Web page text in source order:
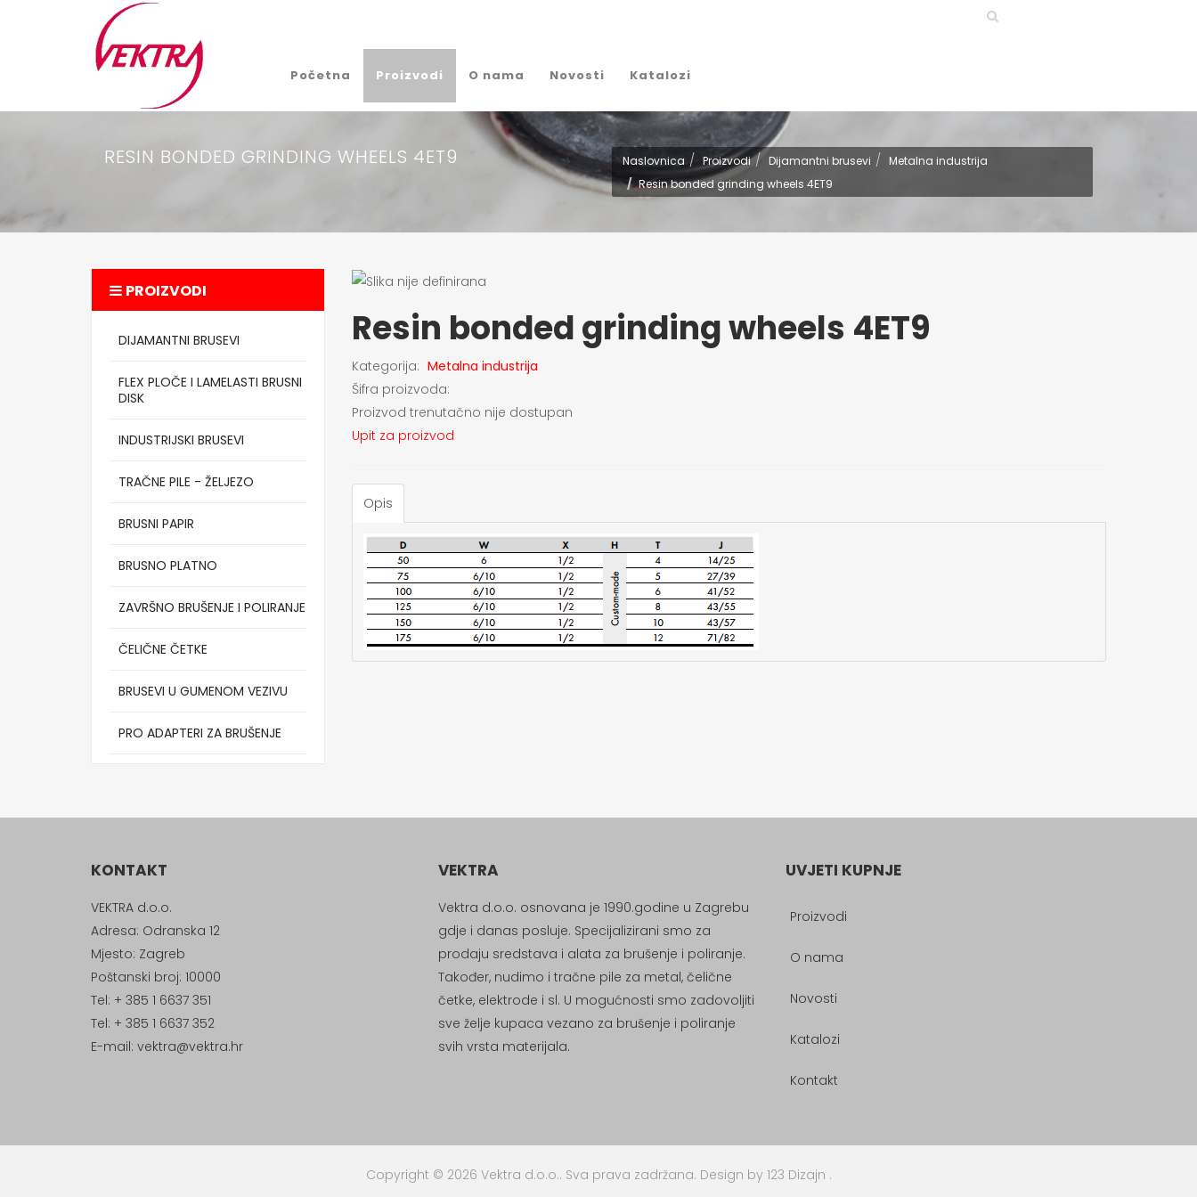
Početna Proizvodi O nama Novosti Katalozi
RESIN BONDED GRINDING WHEELS 4ET9 Naslovnica Proizvodi Dijamantni brusevi
Metalna industrija
Resin bonded grinding wheels 4ET9
Resin bonded grinding wheels 4ET9
Kategorija: Metalna industrija
Šifra proizvoda:
Proizvod trenutačno nije dostupan
Upit za proizvod
Opis
PROIZVODI
DIJAMANTNI BRUSEVI
FLEX PLOČE I LAMELASTI BRUSNI
DISK
INDUSTRIJSKI BRUSEVI
TRAČNE PILE - ŽELJEZO
BRUSNI PAPIR
BRUSNO PLATNO
ZAVRŠNO BRUŠENJE I POLIRANJE
ČELIČNE ČETKE
BRUSEVI U GUMENOM VEZIVU
PRO ADAPTERI ZA BRUŠENJE
KONTAKT
VEKTRA d.o.o.
Adresa: Odranska 12
Mjesto: Zagreb
Poštanski broj: 10000
Tel: + 385 1 6637 351
Tel: + 385 1 6637 352
E-mail: vektra@vektra.hr
VEKTRA
Vektra d.o.o. osnovana je 1990.godine u Zagrebu
gdje i danas posluje. Specijalizirani smo za
prodaju sredstava i alata za brušenje i poliranje.
Također, nudimo i tračne pile za metal, čelične
četke, elektrode i sl. U mogućnosti smo zadovoljiti
sve želje kupaca vezano za brušenje i poliranje
svih vrsta materijala.
UVJETI KUPNJE
Proizvodi
O nama
Novosti
Katalozi
Kontakt
Copyright © 2026 Vektra d.o.o.. Sva prava zadržana. Design by 123 Dizajn .